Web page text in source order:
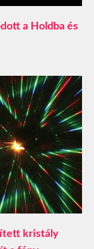
a Holdba és
kristály